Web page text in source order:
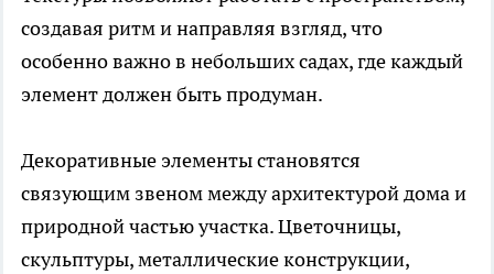
создавая ритм и направляя взгляд, что
особенно важно в небольших садах, где каждый
элемент должен быть продуман.
Декоративные элементы становятся
связующим звеном между архитектурой дома и
природной частью участка. Цветочницы,
скульптуры, металлические конструкции,